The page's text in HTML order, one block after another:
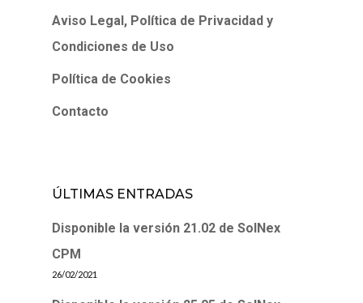
Aviso Legal, Política de Privacidad y
Condiciones de Uso
Política de Cookies
Contacto
ÚLTIMAS ENTRADAS
Disponible la versión 21.02 de SolNex
CPM
26/02/2021